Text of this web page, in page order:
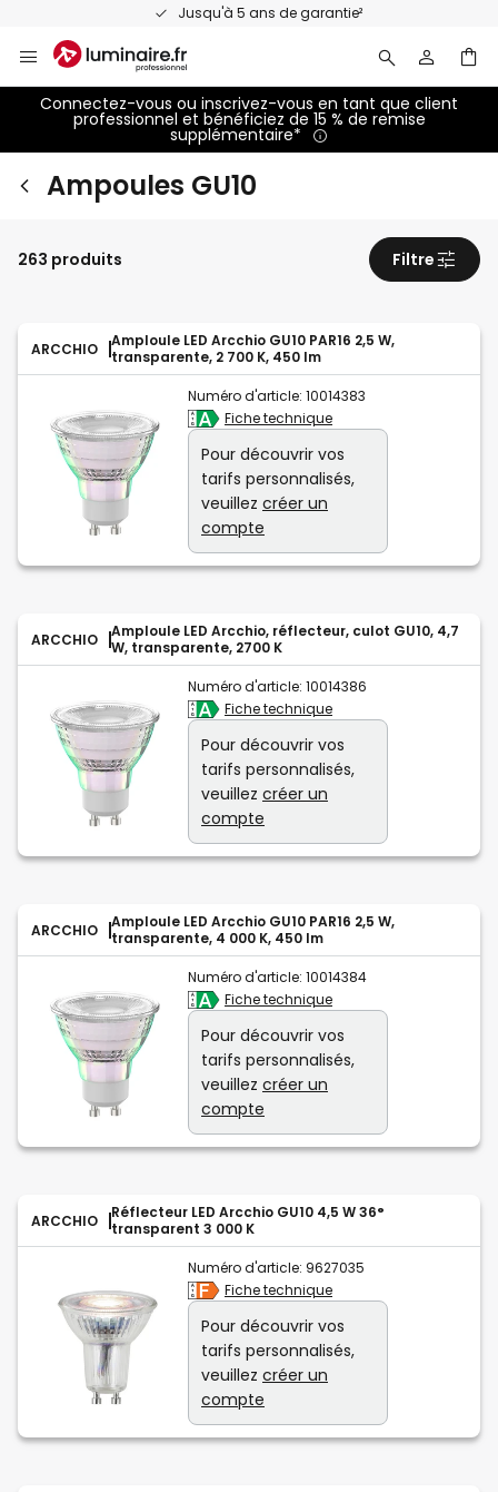
Jusqu'à 5 ans de garantie²
contenu
Connectez-vous ou inscrivez-vous en tant que client
professionnel et bénéficiez de 15 % de remise
supplémentaire*
Ampoules GU10
ARCCHIO
Amploule LED Arcchio GU10 PAR16 2,5 W,
transparente, 2 700 K, 450 lm
Numéro d'article: 10014383
Fiche technique
Pour découvrir vos
tarifs personnalisés,
veuillez créer un
compte
ARCCHIO
Amploule LED Arcchio, réflecteur, culot GU10, 4,7
W, transparente, 2700 K
Numéro d'article: 10014386
Fiche technique
Pour découvrir vos
tarifs personnalisés,
veuillez créer un
compte
ARCCHIO
Amploule LED Arcchio GU10 PAR16 2,5 W,
transparente, 4 000 K, 450 lm
Numéro d'article: 10014384
Fiche technique
Pour découvrir vos
tarifs personnalisés,
veuillez créer un
compte
ARCCHIO
Réflecteur LED Arcchio GU10 4,5 W 36°
transparent 3 000 K
Numéro d'article: 9627035
Fiche technique
Pour découvrir vos
tarifs personnalisés,
veuillez créer un
compte
263 produits Filtre